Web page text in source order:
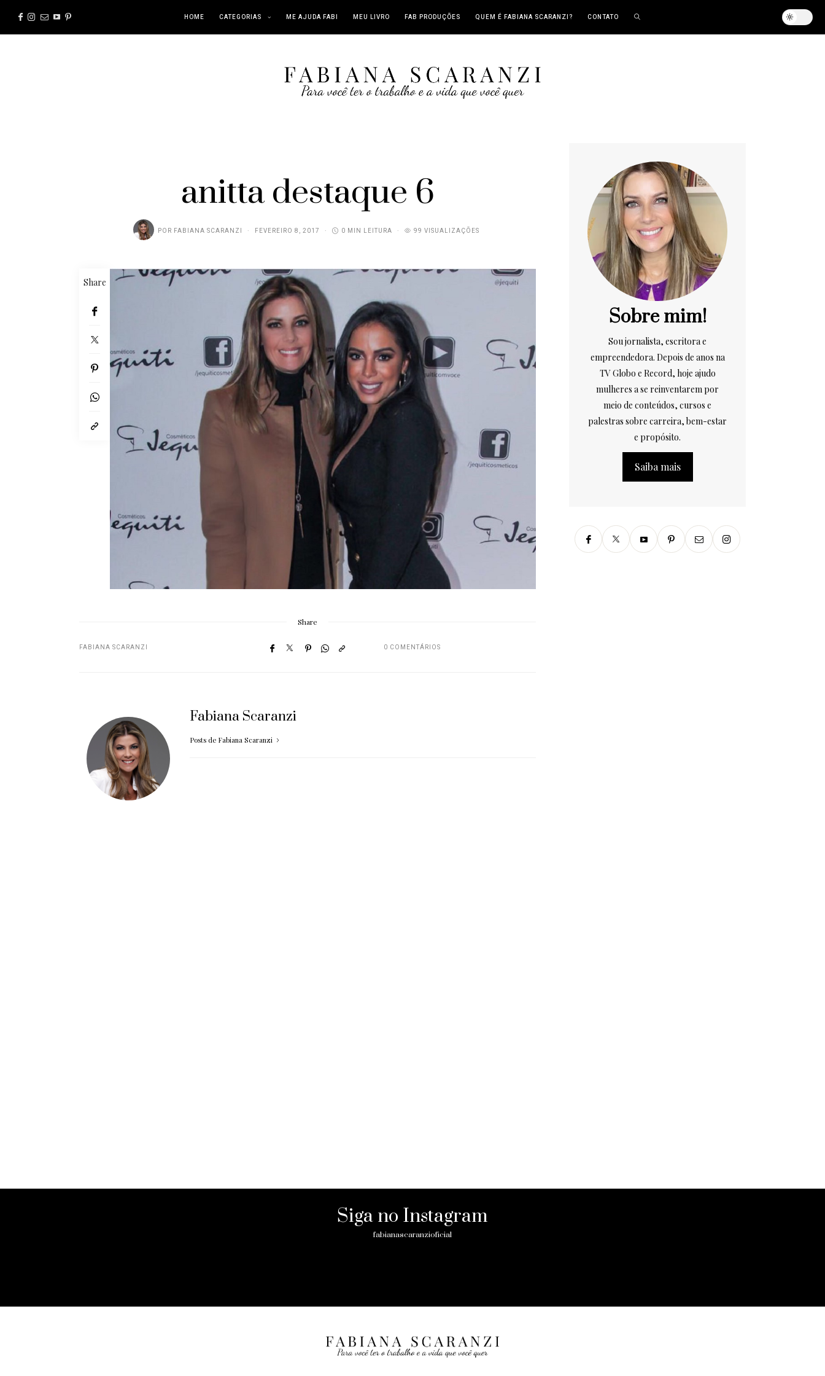
HOME CATEGORIAS ME AJUDA FABI MEU LIVRO FAB PRODUÇÕES QUEM É FABIANA SCARANZI? CONTATO
anitta destaque 6
POR FABIANA SCARANZI FEVEREIRO 8, 2017 0 MIN LEITURA 99 VISUALIZAÇÕES
Share
Share
FABIANA SCARANZI 0 COMENTÁRIOS
Fabiana Scaranzi
Posts de Fabiana Scaranzi
Sobre mim!
Sou jornalista, escritora e
empreendedora. Depois de anos na
TV Globo e Record, hoje ajudo
mulheres a se reinventarem por
meio de conteúdos, cursos e
palestras sobre carreira, bem-estar
e propósito.
Saiba mais
Siga no Instagram
fabianascaranzioficial